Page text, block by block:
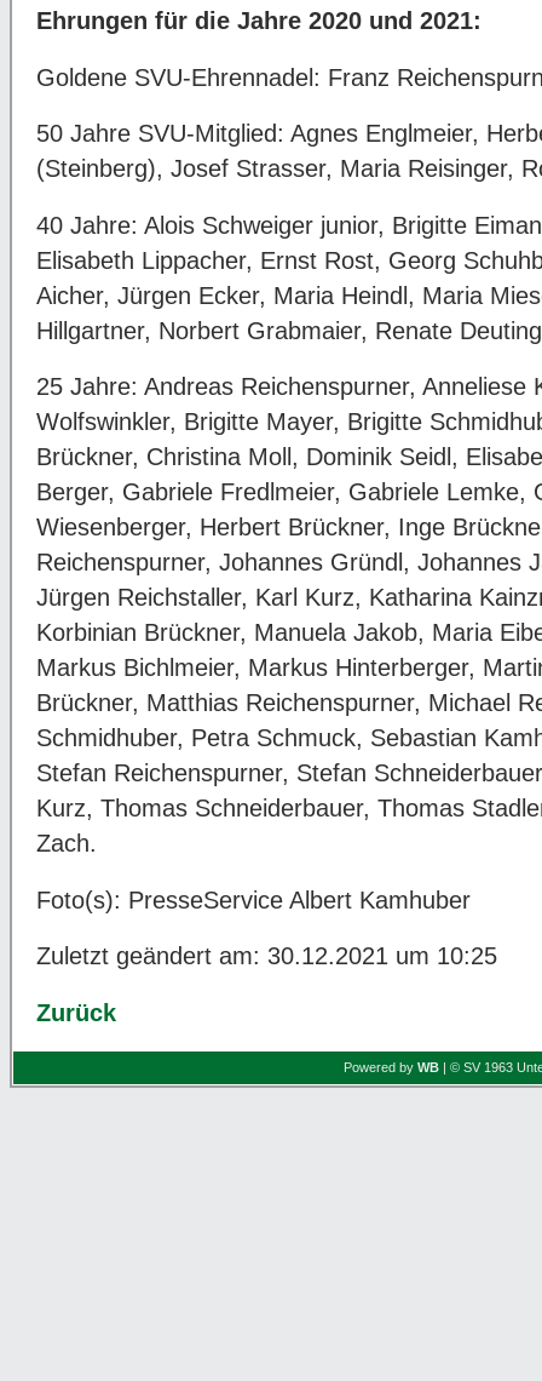
Ehrungen für die Jahre 2020 und 2021:
Goldene SVU-Ehrennadel: Franz
50 Jahre SVU-Mitglied: Agnes Englmeier,
(Steinberg), Josef Strasser, Maria Reisinger,
40 Jahre: Alois Schweiger junior, Brigitte
Elisabeth Lippacher, Ernst Rost, Georg
Aicher, Jürgen Ecker, Maria Heindl, Maria
Hillgartner, Norbert Grabmaier, Renate
25 Jahre: Andreas Reichenspurner,
Wolfswinkler, Brigitte Mayer, Brigitte
Brückner, Christina Moll, Dominik Seidl,
Berger, Gabriele Fredlmeier, Gabriele Lemke,
Wiesenberger, Herbert Brückner, Inge
Reichenspurner, Johannes Gründl, Johannes
Jürgen Reichstaller, Karl Kurz, Katharina
Korbinian Brückner, Manuela Jakob, Maria
Markus Bichlmeier, Markus Hinterberger,
Brückner, Matthias Reichenspurner, Michael
Schmidhuber, Petra Schmuck, Sebastian
Stefan Reichenspurner, Stefan
Kurz, Thomas Schneiderbauer, Thomas
Zach.
Foto(s): PresseService Albert Kamhuber
Zuletzt geändert am: 30.12.2021 um 10:25
Zurück
Powered by WB | © SV 1963